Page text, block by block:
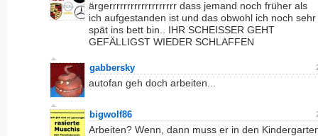
ärgerrrrrrrrrrrrrrrrrrr dass jemand noch früher als
ich aufgestanden ist und das obwohl ich noch sehr
spät ins bett bin.. IHR SCHEISSER GEHT
GEFÄLLIGST WIEDER SCHLAFFEN
gabbersky
autofan geh doch arbeiten...
bigwolf86
Arbeiten? Wenn, dann muss er in den